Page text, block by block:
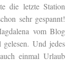
die letzte Station
sehr gespannt!
vom Blog
Und jedes
einmal Urlaub